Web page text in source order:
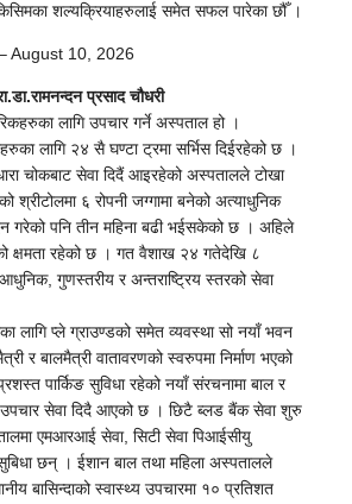
शल्यक्रियाहरुलाई समेत सफल पारेका छौँ ।
प्रसाद चौधरी
लागि उपचार गर्ने अस्पताल हो ।
लागि २४ सै घण्टा ट्रमा सर्भिस दिईरहेको छ ।
चोकबाट सेवा दिदैं आइरहेको अस्पतालले टोखा
श्रीटोलमा ६ रोपनी जग्गामा बनेको अत्याधुनिक
गरेको पनि तीन महिना बढी भईसकेको छ । अहिले
क्षमता रहेको छ । गत वैशाख २४ गतेदेखि ८
गुणस्तरीय र अन्तराष्ट्रिय स्तरको सेवा
लागि प्ले ग्राउण्डको समेत व्यवस्था सो नयाँ भवन
र बालमैत्री वातावरणको स्वरुपमा निर्माण भएको
पार्किङ सुविधा रहेको नयाँ संरचनामा बाल र
उपचार सेवा दिदै आएको छ । छिटै ब्लड बैंक सेवा शुरु
एमआरआई सेवा, सिटी सेवा पिआईसीयु
छन् । ईशान बाल तथा महिला अस्पतालले
बासिन्दाको स्वास्थ्य उपचारमा १० प्रतिशत